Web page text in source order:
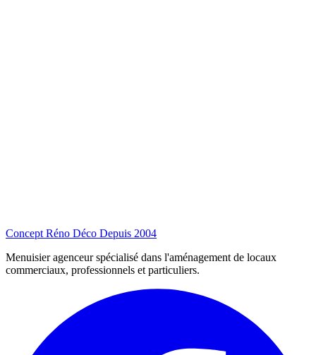
Concept Réno Déco Depuis 2004
Menuisier agenceur spécialisé dans l'aménagement de locaux
commerciaux, professionnels et particuliers.